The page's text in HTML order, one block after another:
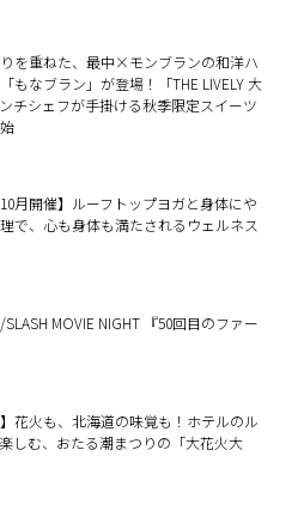
を重ねた、最中×モンブランの和洋ハ
もなブラン」が登場！「THE LIVELY 大
チシェフが手掛ける秋季限定スイーツ
10月開催】ルーフトップヨガと身体にや
で、心も身体も満たされるウェルネス
MOVIE NIGHT 『50回目のファー
花火も、北海道の味覚も！ホテルのル
しむ、おたる潮まつりの「大花火大